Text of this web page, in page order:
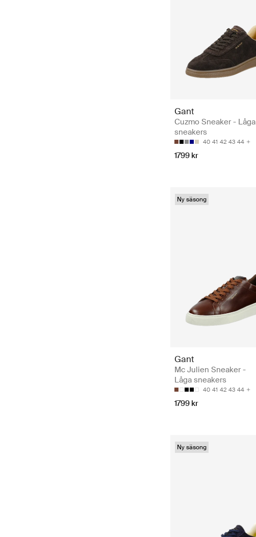
Gant
Cuzmo Sneaker - Låga
sneakers
40 41 42 43 44
1799 kr
Ny säsong
Gant
Mc Julien Sneaker -
Låga sneakers
40 41 42 43 44
1799 kr
Ny säsong